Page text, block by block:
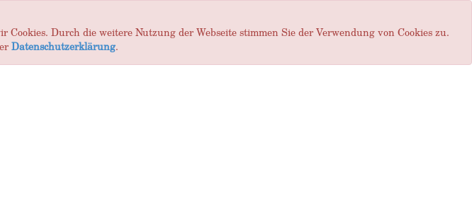
Durch die weitere Nutzung der Webseite stimmen Sie der Verwendung von Cookies zu.
Datenschutzerklärung.